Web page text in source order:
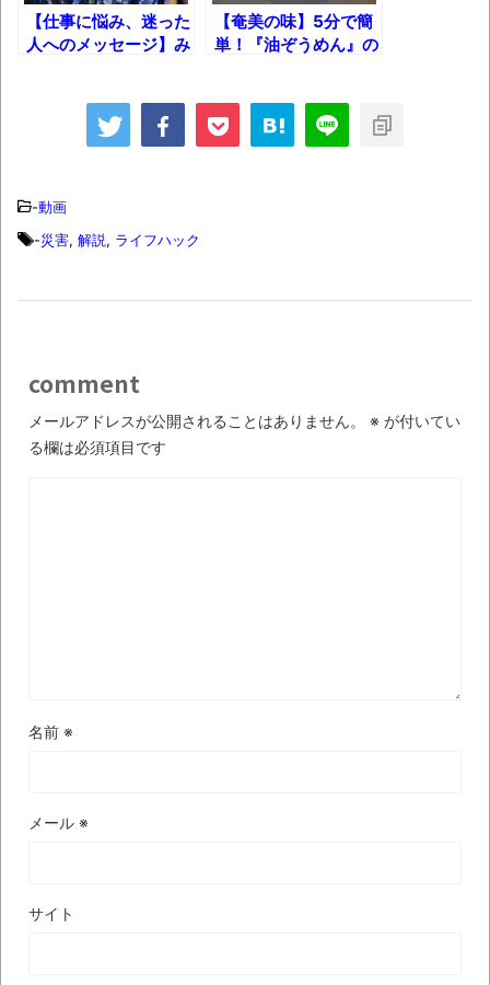
【中国】パトカーの前で好演技www当たり
屋やお煽り運転など盛りだくさん
に入院中のオレのオナサポ懇願したら・・・
ナチスドイツは何故バルバロッサ作戦とか
ブログお引越しのお知らせ
【極画像】名古屋の地下鉄
wwwwwwwwwwww
全方位青い芝包囲網すぎて色々見失う、新
【仕事に悩み、迷った
人へのメッセージ】み
【奄美の味】5分で簡
単！『油ぞうめん』の
-動画
-災害, 解説, ライフハック
comment
メールアドレスが公開されることはありません。 ※ が付いてい
る欄は必須項目です
名前 ※
メール ※
サイト